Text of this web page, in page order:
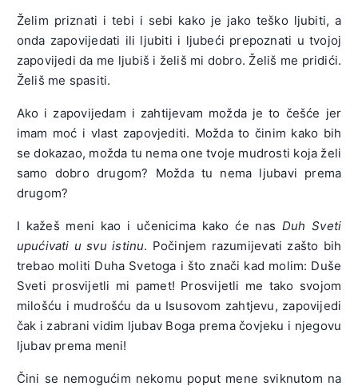
Želim priznati i tebi i sebi kako je jako teško ljubiti, a
onda zapovijedati ili ljubiti i ljubeći prepoznati u tvojoj
zapovijedi da me ljubiš i želiš mi dobro. Želiš me pridići.
Želiš me spasiti.
Ako i zapovijedam i zahtijevam možda je to češće jer
imam moć i vlast zapovjediti. Možda to činim kako bih
se dokazao, možda tu nema one tvoje mudrosti koja želi
samo dobro drugom? Možda tu nema ljubavi prema
drugom?
I kažeš meni kao i učenicima kako će nas Duh Sveti
upućivati u svu istinu. Počinjem razumijevati zašto bih
trebao moliti Duha Svetoga i što znači kad molim: Duše
Sveti prosvijetli mi pamet! Prosvijetli me tako svojom
milošću i mudrošću da u Isusovom zahtjevu, zapovijedi
čak i zabrani vidim ljubav Boga prema čovjeku i njegovu
ljubav prema meni!
Čini se nemogućim nekomu poput mene sviknutom na